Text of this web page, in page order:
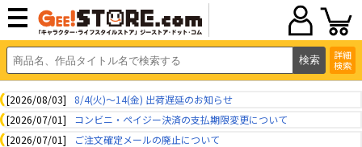
詳細
検索
[2026/08/03]
8/4(火)～14(金) 出荷遅延のお知らせ
[2026/07/01]
コンビニ・ペイジー決済の支払期限変更について
[2026/07/01]
ご注文確定メールの廃止について